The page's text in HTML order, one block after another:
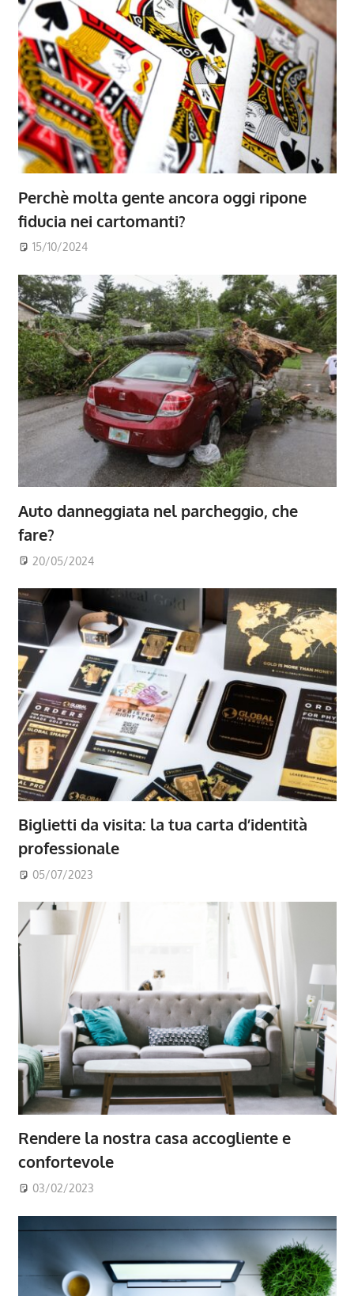
Perchè molta gente ancora oggi ripone
fiducia nei cartomanti?
15/10/2024
Auto danneggiata nel parcheggio, che
fare?
20/05/2024
Biglietti da visita: la tua carta d’identità
professionale
05/07/2023
Rendere la nostra casa accogliente e
confortevole
03/02/2023